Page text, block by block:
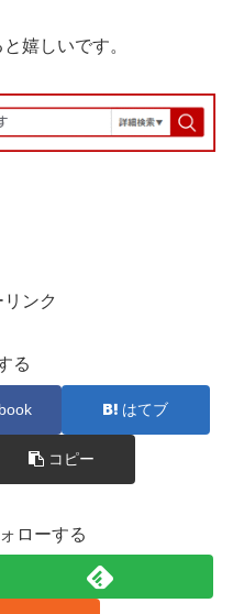
嬉しいです。
ンク
る
はてブ
コピー
ローする